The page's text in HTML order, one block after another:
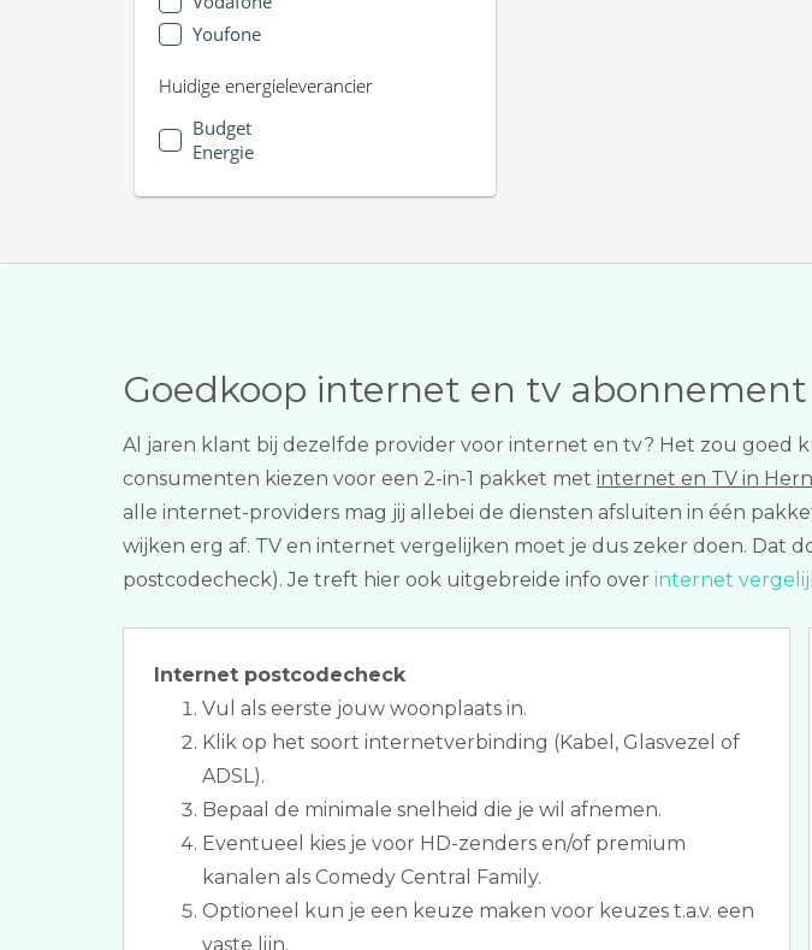
Youfone
Huidige energieleverancier
Budget
Energie
Goedkoop internet en tv
Al jaren klant bij dezelfde provider voor internet en tv? Het zou goed
consumenten kiezen voor een 2-in-1 pakket met internet en TV in
alle internet-providers mag jij allebei de diensten afsluiten in één
wijken erg af. TV en internet vergelijken moet je dus zeker doen. Dat
postcodecheck). Je treft hier ook uitgebreide info over internet
Internet postcodecheck
Vul als eerste jouw woonplaats in.
Klik op het soort internetverbinding (Kabel, Glasvezel of
ADSL).
Bepaal de minimale snelheid die je wil afnemen.
Eventueel kies je voor HD-zenders en/of premium
kanalen als Comedy Central Family.
Optioneel kun je een keuze maken voor keuzes t.a.v. een
vaste lijn.